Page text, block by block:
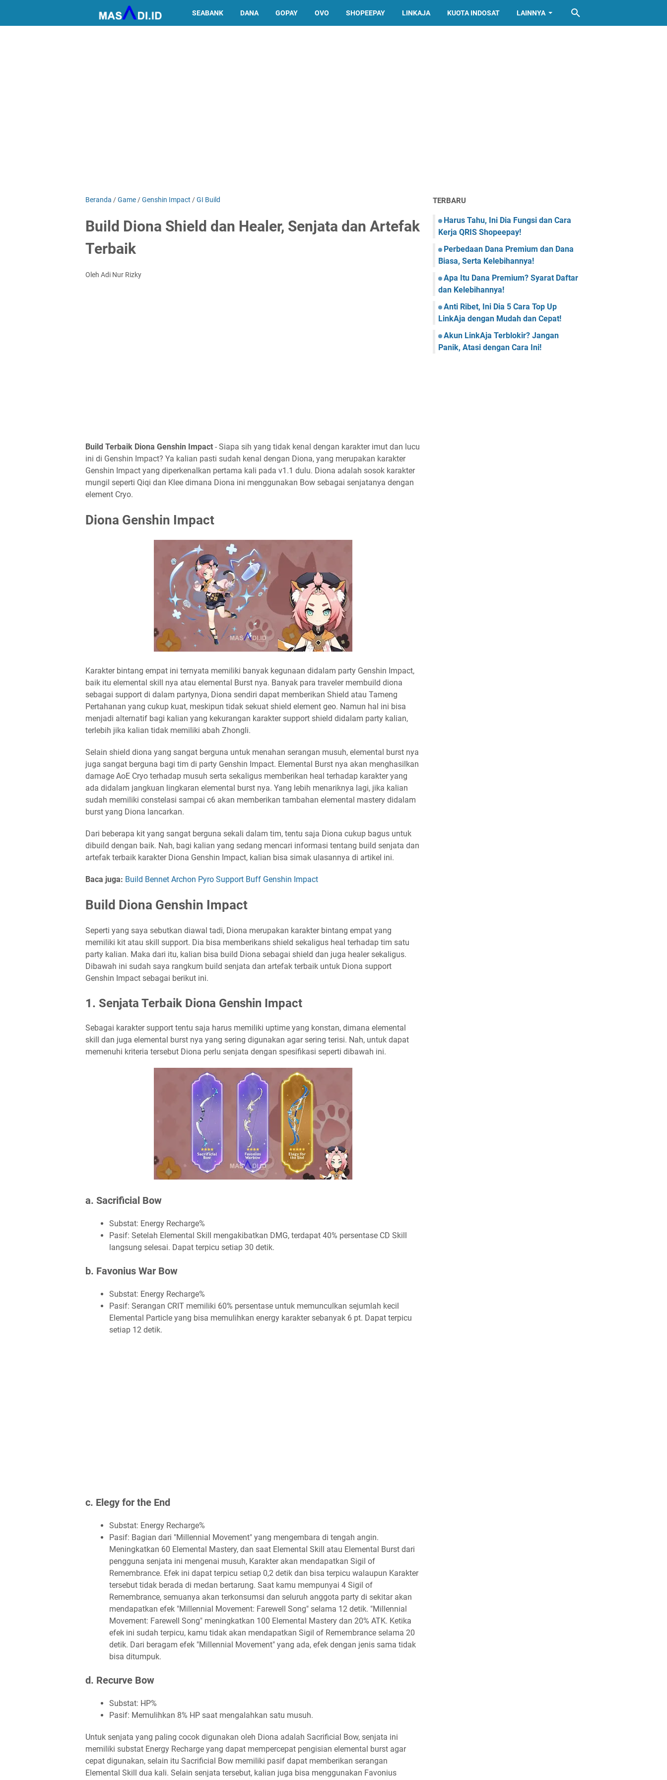
SEABANK DANA GOPAY OVO SHOPEEPAY LINKAJA KUOTA INDOSAT LAINNYA
Beranda /Game /Genshin Impact /GI Build
Build Diona Shield dan Healer, Senjata dan Artefak
Terbaik
Oleh Adi Nur Rizky
Build Terbaik Diona Genshin Impact - Siapa sih yang tidak kenal dengan karakter imut dan lucu
ini di Genshin Impact? Ya kalian pasti sudah kenal dengan Diona, yang merupakan karakter
Genshin Impact yang diperkenalkan pertama kali pada v1.1 dulu. Diona adalah sosok karakter
mungil seperti Qiqi dan Klee dimana Diona ini menggunakan Bow sebagai senjatanya dengan
element Cryo.
Diona Genshin Impact
Karakter bintang empat ini ternyata memiliki banyak kegunaan didalam party Genshin Impact,
baik itu elemental skill nya atau elemental Burst nya. Banyak para traveler membuild diona
sebagai support di dalam partynya, Diona sendiri dapat memberikan Shield atau Tameng
Pertahanan yang cukup kuat, meskipun tidak sekuat shield element geo. Namun hal ini bisa
menjadi alternatif bagi kalian yang kekurangan karakter support shield didalam party kalian,
terlebih jika kalian tidak memiliki abah Zhongli.
Selain shield diona yang sangat berguna untuk menahan serangan musuh, elemental burst nya
juga sangat berguna bagi tim di party Genshin Impact. Elemental Burst nya akan menghasilkan
damage AoE Cryo terhadap musuh serta sekaligus memberikan heal terhadap karakter yang
ada didalam jangkuan lingkaran elemental burst nya. Yang lebih menariknya lagi, jika kalian
sudah memiliki constelasi sampai c6 akan memberikan tambahan elemental mastery didalam
burst yang Diona lancarkan.
Dari beberapa kit yang sangat berguna sekali dalam tim, tentu saja Diona cukup bagus untuk
dibuild dengan baik. Nah, bagi kalian yang sedang mencari informasi tentang build senjata dan
artefak terbaik karakter Diona Genshin Impact, kalian bisa simak ulasannya di artikel ini.
Baca juga: Build Bennet Archon Pyro Support Buff Genshin Impact
Build Diona Genshin Impact
Seperti yang saya sebutkan diawal tadi, Diona merupakan karakter bintang empat yang
memiliki kit atau skill support. Dia bisa memberikans shield sekaligus heal terhadap tim satu
party kalian. Maka dari itu, kalian bisa build Diona sebagai shield dan juga healer sekaligus.
Dibawah ini sudah saya rangkum build senjata dan artefak terbaik untuk Diona support
Genshin Impact sebagai berikut ini.
1. Senjata Terbaik Diona Genshin Impact
Sebagai karakter support tentu saja harus memiliki uptime yang konstan, dimana elemental
skill dan juga elemental burst nya yang sering digunakan agar sering terisi. Nah, untuk dapat
memenuhi kriteria tersebut Diona perlu senjata dengan spesifikasi seperti dibawah ini.
a. Sacrificial Bow
Substat: Energy Recharge%
Pasif: Setelah Elemental Skill mengakibatkan DMG, terdapat 40% persentase CD Skill
langsung selesai. Dapat terpicu setiap 30 detik.
b. Favonius War Bow
Substat: Energy Recharge%
Pasif: Serangan CRIT memiliki 60% persentase untuk memunculkan sejumlah kecil
Elemental Particle yang bisa memulihkan energy karakter sebanyak 6 pt. Dapat terpicu
setiap 12 detik.
c. Elegy for the End
Substat: Energy Recharge%
Pasif: Bagian dari "Millennial Movement" yang mengembara di tengah angin.
Meningkatkan 60 Elemental Mastery, dan saat Elemental Skill atau Elemental Burst dari
pengguna senjata ini mengenai musuh, Karakter akan mendapatkan Sigil of
Remembrance. Efek ini dapat terpicu setiap 0,2 detik dan bisa terpicu walaupun Karakter
tersebut tidak berada di medan bertarung. Saat kamu mempunyai 4 Sigil of
Remembrance, semuanya akan terkonsumsi dan seluruh anggota party di sekitar akan
mendapatkan efek "Millennial Movement: Farewell Song" selama 12 detik. "Millennial
Movement: Farewell Song" meningkatkan 100 Elemental Mastery dan 20% ATK. Ketika
efek ini sudah terpicu, kamu tidak akan mendapatkan Sigil of Remembrance selama 20
detik. Dari beragam efek "Millennial Movement" yang ada, efek dengan jenis sama tidak
bisa ditumpuk.
d. Recurve Bow
Substat: HP%
Pasif: Memulihkan 8% HP saat mengalahkan satu musuh.
Untuk senjata yang paling cocok digunakan oleh Diona adalah Sacrificial Bow, senjata ini
memiliki substat Energy Recharge yang dapat mempercepat pengisian elemental burst agar
cepat digunakan, selain itu Sacrificial Bow memiliki pasif dapat memberikan serangan
Elemental Skill dua kali. Selain senjata tersebut, kalian juga bisa menggunakan Favonius
TERBARU
Harus Tahu, Ini Dia Fungsi dan Cara
Kerja QRIS Shopeepay!
Perbedaan Dana Premium dan Dana
Biasa, Serta Kelebihannya!
Apa Itu Dana Premium? Syarat Daftar
dan Kelebihannya!
Anti Ribet, Ini Dia 5 Cara Top Up
LinkAja dengan Mudah dan Cepat!
Akun LinkAja Terblokir? Jangan
Panik, Atasi dengan Cara Ini!